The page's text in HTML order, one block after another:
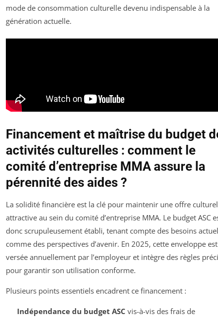
mode de consommation culturelle devenu indispensable à la
génération actuelle.
Financement et maîtrise du budget
activités culturelles : comment le
comité d’entreprise MMA assure la
pérennité des aides ?
La solidité financière est la clé pour maintenir une offre
attractive au sein du comité d’entreprise MMA. Le budget ASC
donc scrupuleusement établi, tenant compte des besoins
comme des perspectives d’avenir. En 2025, cette enveloppe est
versée annuellement par l’employeur et intègre des règles
pour garantir son utilisation conforme.
Plusieurs points essentiels encadrent ce financement :
Indépendance du budget ASC vis-à-vis des frais de